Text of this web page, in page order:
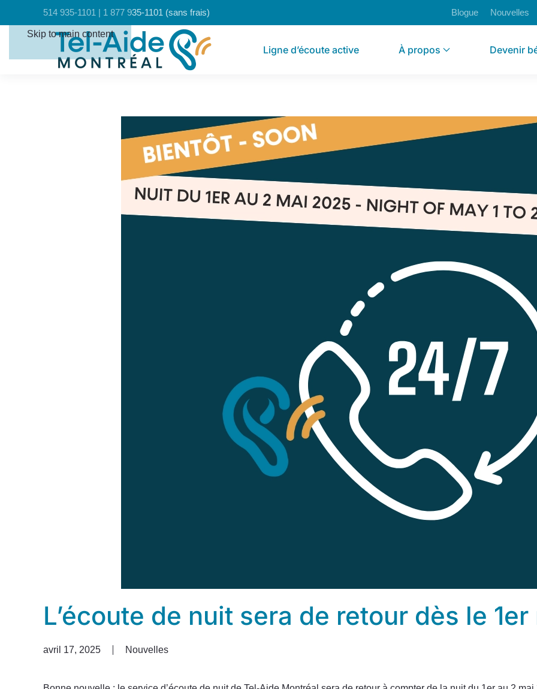
Panneau de gestion des cookies
Skip to main content
514 935-1101 | 1 877 935-1101 (sans frais) Blogue Nouvelles
Ligne d’écoute active À propos Devenir
L’écoute de nuit sera de retour dès le
avril 17, 2025 Nouvelles